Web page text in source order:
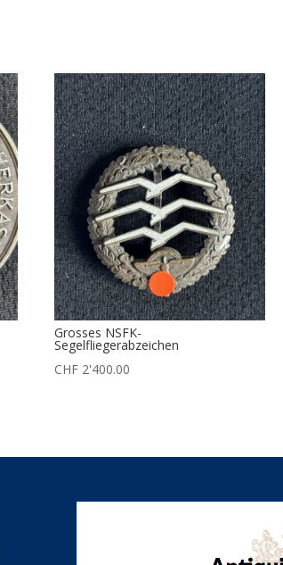
Grosses NSFK-
Segelfliegerabzeichen
CHF 2'400.00